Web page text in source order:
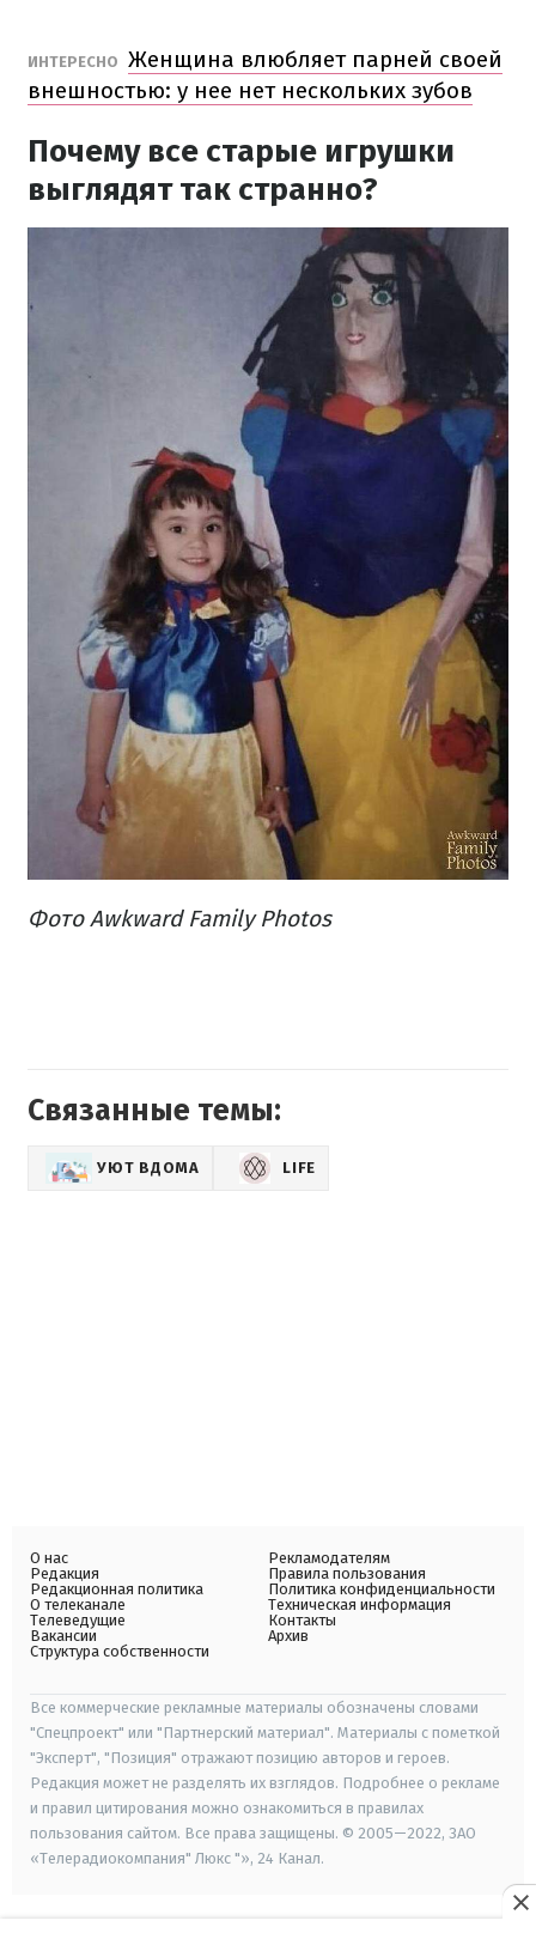
ИНТЕРЕСНО Женщина влюбляет парней своей
внешностью: у нее нет нескольких зубов
Почему все старые игрушки
выглядят так странно?
Фото Awkward Family Photos
Связанные темы:
УЮТ ВДОМА LIFE
О нас
Редакция
Редакционная политика
О телеканале
Телеведущие
Вакансии
Структура собственности
Рекламодателям
Правила пользования
Политика конфиденциальности
Техническая информация
Контакты
Архив
Все коммерческие рекламные материалы обозначены словами
"Спецпроект" или "Партнерский материал". Материалы с пометкой
"Эксперт", "Позиция" отражают позицию авторов и героев.
Редакция может не разделять их взглядов. Подробнее о рекламе
и правил цитирования можно ознакомиться в правилах
пользования сайтом. Все права защищены. © 2005—2022, ЗАО
«Телерадиокомпания" Люкс "», 24 Канал.